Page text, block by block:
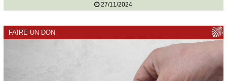
27/11/2024
FAIRE UN DON